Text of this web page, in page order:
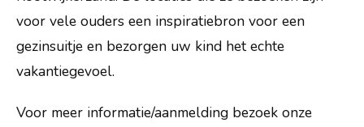
voor vele ouders een inspiratiebron voor een
gezinsuitje en bezorgen uw kind het echte
vakantiegevoel.
Voor meer informatie/aanmelding bezoek onze